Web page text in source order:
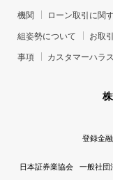
機関 ローン取引に関
組姿勢について お取
事項 カスタマーハラ
登録金
日本証券業協会 一般社団